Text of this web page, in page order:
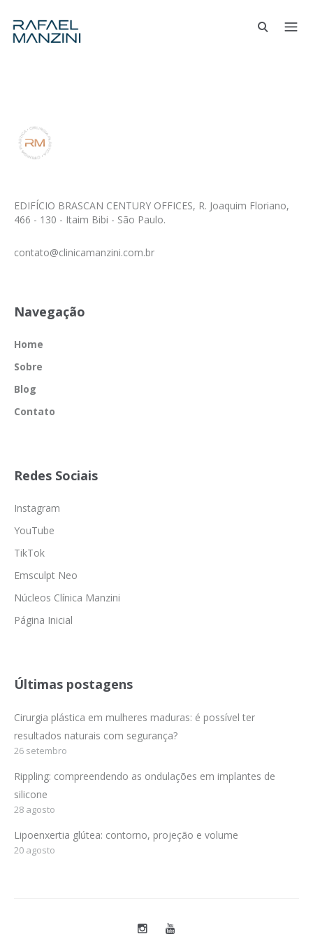
EDIFÍCIO BRASCAN CENTURY OFFICES, R. Joaquim Floriano,
466 - 130 - Itaim Bibi - São Paulo.
contato@clinicamanzini.com.br
Navegação
Home
Sobre
Blog
Contato
Redes Sociais
Instagram
YouTube
TikTok
Emsculpt Neo
Núcleos Clínica Manzini
Página Inicial
Últimas postagens
Cirurgia plástica em mulheres maduras: é possível ter
resultados naturais com segurança?
26 setembro
Rippling: compreendendo as ondulações em implantes de
silicone
28 agosto
Lipoenxertia glútea: contorno, projeção e volume
20 agosto